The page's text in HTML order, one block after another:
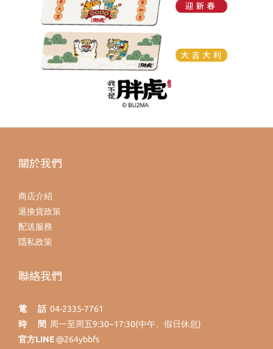
關於我們
商店介紹
退換貨政策
配送服務
隱私政策
聯絡我們
電 話 04-2335-7761
時 間
周一至周五9:30~17:30(中午、假日休息)
官方LINE @264ybbfs